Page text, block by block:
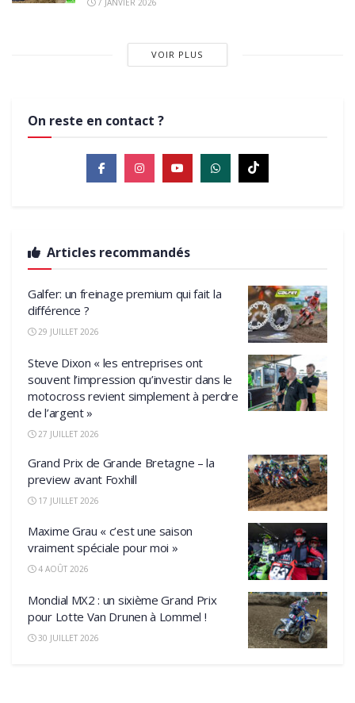
7 JANVIER 2026
VOIR PLUS
On reste en contact ?
Articles recommandés
Galfer: un freinage premium qui fait la
différence ?
29 JUILLET 2026
Steve Dixon « les entreprises ont
souvent l’impression qu’investir dans le
motocross revient simplement à perdre
de l’argent »
27 JUILLET 2026
Grand Prix de Grande Bretagne – la
preview avant Foxhill
17 JUILLET 2026
Maxime Grau « c’est une saison
vraiment spéciale pour moi »
4 AOÛT 2026
Mondial MX2 : un sixième Grand Prix
pour Lotte Van Drunen à Lommel !
30 JUILLET 2026